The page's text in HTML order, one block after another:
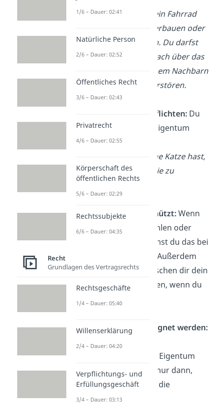
Beispiel:Du darfst dein Fahrrad
anmalen, auseinanderbauen oder
sogar kaputt machen. Du darfst
damit aber nicht einfach über das
Blumenbeet von deinem Nachbarn
fahren und dieses zerstören.
Eigentümer haben Pflichten: Du
musst dich um dein Eigentum
kümmern.
Wenn du eine Katze hast,
bist du verpflichtet, sie zu
versorgen.
Eigentum wird geschützt:Wenn
dein Eigentum gestohlen oder
beschädigt wird, kannst du das bei
der Polizei anzeigen. Außerdem
müssen andere Menschen dir dein
Eigentum zurückgeben, wenn du
das willst.
Eigentum kann enteignet werden:
Der Staat kann dir in
Ausnahmefällen dein Eigentum
wegnehmen — aber nur dann,
wenn das wichtig für die
Allgemeinheit ist.
1/6 – Dauer: 02:41
Natürliche Person
2/6 – Dauer: 02:52
Öffentliches Recht
3/6 – Dauer: 02:43
Privatrecht
4/6 – Dauer: 02:55
Körperschaft des
öffentlichen Rechts
5/6 – Dauer: 02:29
Rechtssubjekte
6/6 – Dauer: 04:35
Recht
Grundlagen des Vertragsrechts
Rechtsgeschäfte
1/4 – Dauer: 05:40
Willenserklärung
2/4 – Dauer: 04:20
Verpflichtungs- und
Erfüllungsgeschäft
3/4 – Dauer: 03:13